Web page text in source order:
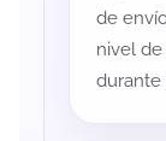
de
nivel
durante